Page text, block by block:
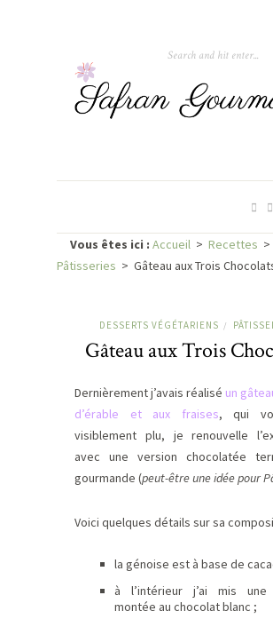
Vous êtes ici : Accueil > Recettes >
Pâtisseries > Gâteau aux Trois
DESSERTS VÉGÉTARIENS /
Gâteau aux Trois
Dernièrement j’avais réalisé un
d’érable et aux fraises, qui
visiblement plu, je renouvelle
avec une version chocolatée
gourmande (peut-être une idée pour
Voici quelques détails sur sa
la génoise est à base de
à l’intérieur j’ai mis une
montée au chocolat blanc ;